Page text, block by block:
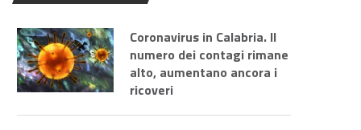
Coronavirus in Calabria. Il
numero dei contagi rimane
alto, aumentano ancora i
ricoveri